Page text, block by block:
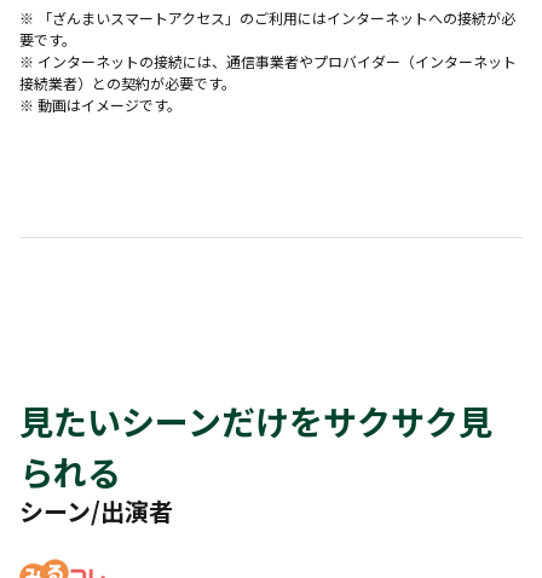
※ 「ざんまいスマートアクセス」のご利用にはインターネットへの接続が必
要です。
※ インターネットの接続には、通信事業者やプロバイダー（インターネット
接続業者）との契約が必要です。
※ 動画はイメージです。
見たいシーンだけをサクサク見
られる
シーン/出演者